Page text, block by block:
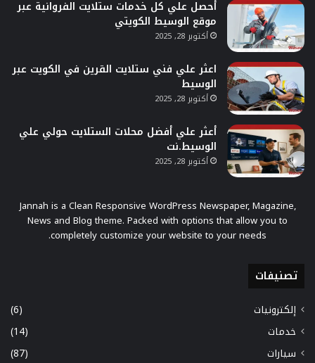
أحصل علي كل خدمات ستلايت الفروانية عبر
موقع الوسيط الكويتي
أكتوبر 28, 2025
اعثر علي فني ستلايت القرين في الكويت عبر
الوسيط
أكتوبر 28, 2025
أعثر علي أفضل محلات الستلايت حولي علي
الوسيط.نت
أكتوبر 28, 2025
Jannah is a Clean Responsive WordPress Newspaper, Magazine,
News and Blog theme. Packed with options that allow you to
completely customize your website to your needs.
تصنيفات
إلكترونيات
(6)
خدمات
(14)
سيارات
(87)